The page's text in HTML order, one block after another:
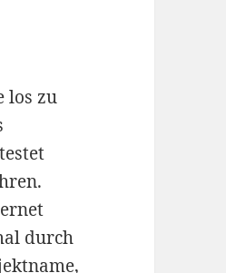
los zu
durch